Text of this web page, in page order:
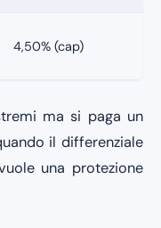
4,50% (cap)
ma si paga un
il differenziale
una protezione